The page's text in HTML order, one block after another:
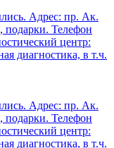
Адрес: пр. Ак.
подарки. Телефон
центр:
диагностика, в т.ч.
Адрес: пр. Ак.
подарки. Телефон
центр:
диагностика, в т.ч.